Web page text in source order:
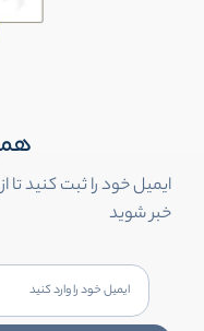
ایمیل خود را ثبت کنید تا
خبر شوید